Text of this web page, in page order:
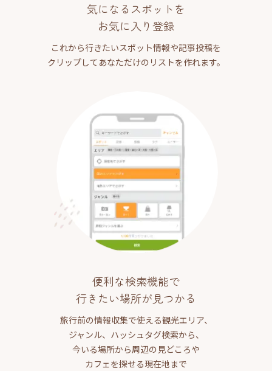
気になるスポットを
お気に入り登録
これから行きたいスポット情報や記事投稿を
クリップしてあなただけのリストを作れます。
便利な検索機能で
行きたい場所が見つかる
旅行前の情報収集で使える観光エリア、
ジャンル、ハッシュタグ検索から、
今いる場所から周辺の見どころや
カフェを探せる現在地まで